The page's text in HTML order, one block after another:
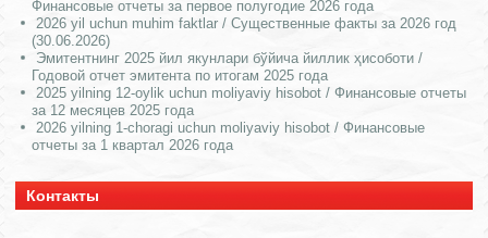
Финансовые отчеты за первое полугодие 2026 года
2026 yil uchun muhim faktlar / Существенные факты за 2026 год
(30.06.2026)
Эмитентнинг 2025 йил якунлари бўйича йиллик ҳисоботи /
Годовой отчет эмитента по итогам 2025 года
2025 yilning 12-oylik uchun moliyaviy hisobot / Финансовые отчеты
за 12 месяцев 2025 года
2026 yilning 1-choragi uchun moliyaviy hisobot / Финансовые
отчеты за 1 квартал 2026 года
Контакты